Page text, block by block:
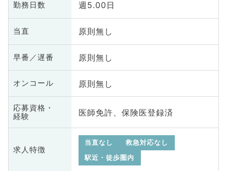
勤務日数 週5.00日
当直 原則無し
早番／遅番 原則無し
オンコール 原則無し
応募資格・
経験
医師免許、保険医登録済
求人特徴
当直なし
救急対応なし
駅近・徒歩圏内